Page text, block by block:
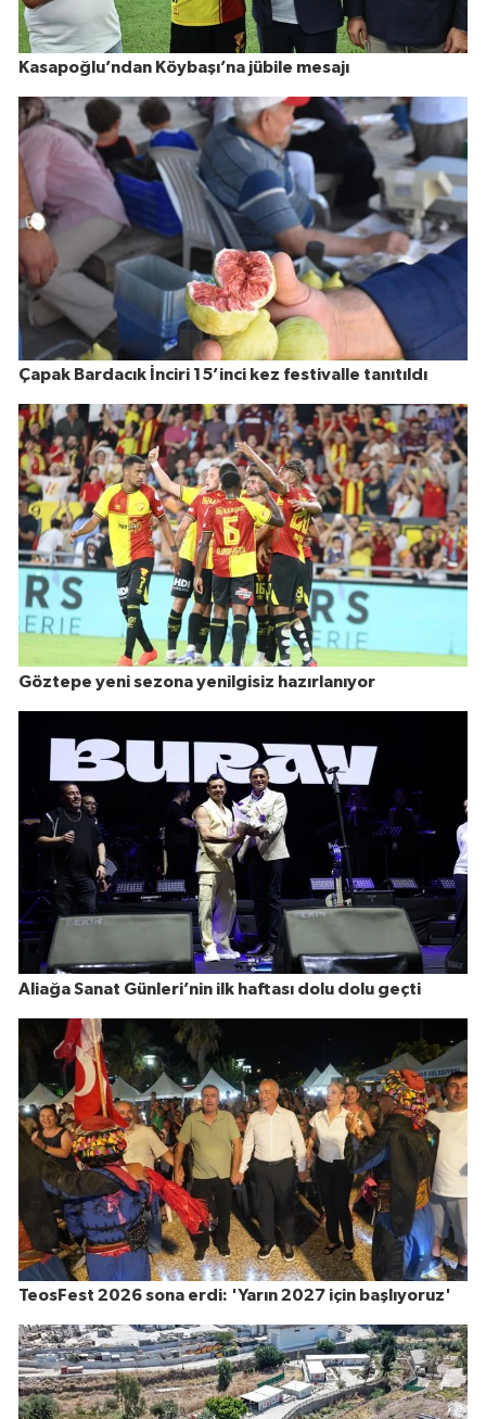
Kasapoğlu’ndan Köybaşı’na jübile mesajı
Çapak Bardacık İnciri 15’inci kez festivalle tanıtıldı
Göztepe yeni sezona yenilgisiz hazırlanıyor
Aliağa Sanat Günleri’nin ilk haftası dolu dolu geçti
TeosFest 2026 sona erdi: 'Yarın 2027 için başlıyoruz'